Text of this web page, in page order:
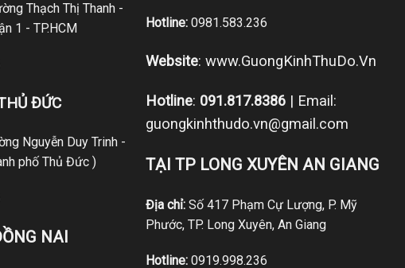
Thạch Thị Thanh -
1 - TP.HCM
ĐỨC
Nguyễn Duy Trinh -
phố Thủ Đức )
NAI
Hotline: 0981.583.236
Website: www.GuongKinhThuDo.Vn
Hotline: 091.817.8386| Email:
guongkinhthudo.vn@gmail.com
TẠI TP LONG XUYÊN AN GIANG
Địa chỉ:Số 417 Phạm Cự Lượng, P. Mỹ
Phước, TP. Long Xuyên, An Giang
Hotline: 0919.998.236